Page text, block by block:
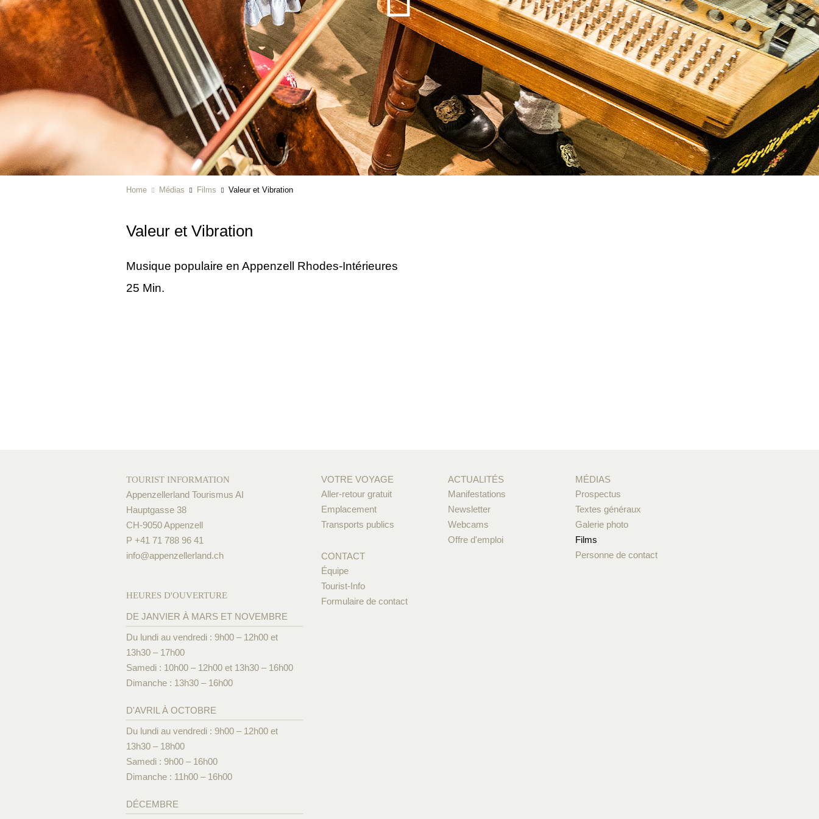
Home Médias Films Valeur et Vibration
Valeur et Vibration
Musique populaire en Appenzell Rhodes-Intérieures
25 Min.
TOURIST INFORMATION
Appenzellerland Tourismus AI
Hauptgasse 38
CH-9050 Appenzell
P +41 71 788 96 41
info@appenzellerland.ch
HEURES D'OUVERTURE
DE JANVIER À MARS ET NOVEMBRE
Du lundi au vendredi : 9h00 – 12h00 et
13h30 – 17h00
Samedi : 10h00 – 12h00 et 13h30 – 16h00
Dimanche : 13h30 – 16h00
D'AVRIL À OCTOBRE
Du lundi au vendredi : 9h00 – 12h00 et
13h30 – 18h00
Samedi : 9h00 – 16h00
Dimanche : 11h00 – 16h00
DÉCEMBRE
VOTRE VOYAGE
Aller-retour gratuit
Emplacement
Transports publics
CONTACT
Équipe
Tourist-Info
Formulaire de contact
ACTUALITÉS
Manifestations
Newsletter
Webcams
Offre d'emploi
MÉDIAS
Prospectus
Textes généraux
Galerie photo
Films
Personne de contact